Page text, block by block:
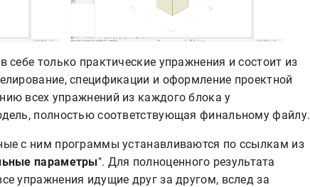
себе только практические упражнения и состоит из
спецификации и оформление проектной
всех упражнений из каждого блока у
полностью соответствующая финальному файлу.
с ним программы устанавливаются по ссылкам из
параметры". Для полноценного результата
упражнения идущие друг за другом, вслед за